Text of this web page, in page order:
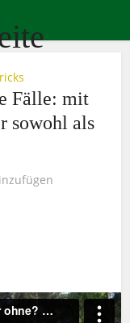
Fälle: mit
sowohl als